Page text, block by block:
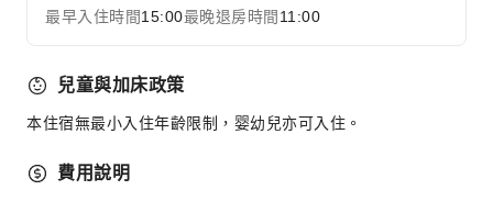
最早入住時間15:00最晚退房時間 11:00
兒童與加床政策
本住宿無最小入住年齡限制，婴幼兒亦可入住。
費用說明